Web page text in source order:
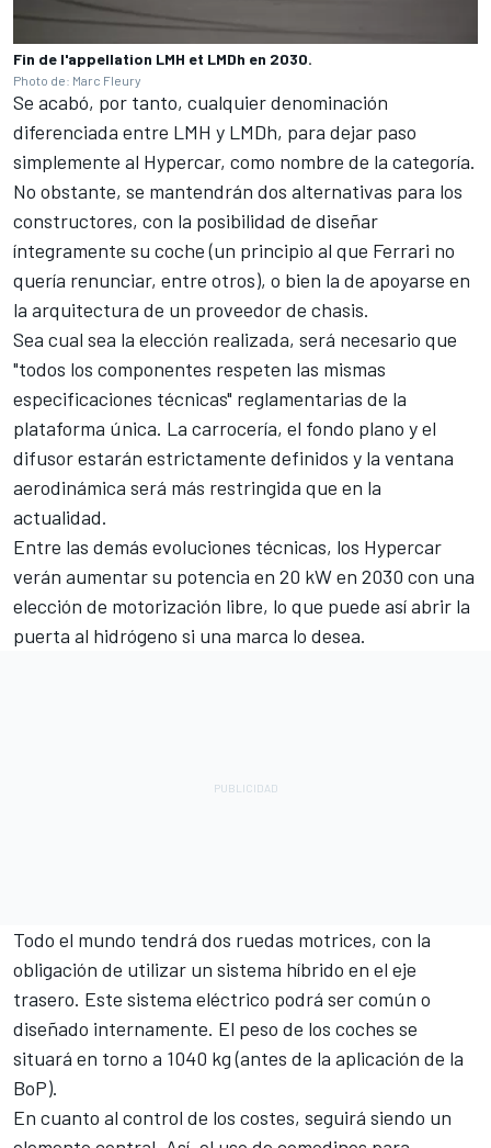
Fin de l'appellation LMH et LMDh en 2030.
Photo de: Marc Fleury
Se acabó, por tanto, cualquier denominación
diferenciada entre LMH y LMDh, para dejar paso
simplemente al Hypercar, como nombre de la categoría.
No obstante, se mantendrán dos alternativas para los
constructores, con la posibilidad de diseñar
íntegramente su coche (un principio al que Ferrari no
quería renunciar, entre otros), o bien la de apoyarse en
la arquitectura de un proveedor de chasis.
Sea cual sea la elección realizada, será necesario que
"todos los componentes respeten las mismas
especificaciones técnicas" reglamentarias de la
plataforma única. La carrocería, el fondo plano y el
difusor estarán estrictamente definidos y la ventana
aerodinámica será más restringida que en la
actualidad.
Entre las demás evoluciones técnicas, los Hypercar
verán aumentar su potencia en 20 kW en 2030 con una
elección de motorización libre, lo que puede así abrir la
puerta al hidrógeno si una marca lo desea.
Todo el mundo tendrá dos ruedas motrices, con la
obligación de utilizar un sistema híbrido en el eje
trasero. Este sistema eléctrico podrá ser común o
diseñado internamente. El peso de los coches se
situará en torno a 1040 kg (antes de la aplicación de la
BoP).
En cuanto al control de los costes, seguirá siendo un